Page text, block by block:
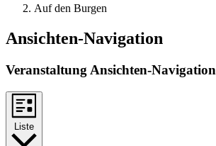
Auf den Burgen
Ansichten-Navigation
Veranstaltung Ansichten-Navigation
Liste